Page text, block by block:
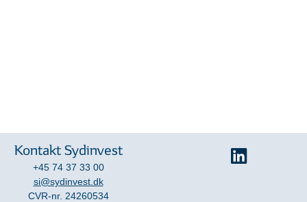
Kontakt Sydinvest
+45 74 37 33 00
si@sydinvest.dk
CVR-nr. 24260534